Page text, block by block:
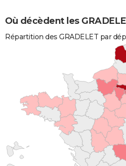
Où décèdent les
Répartition des GRADELET par